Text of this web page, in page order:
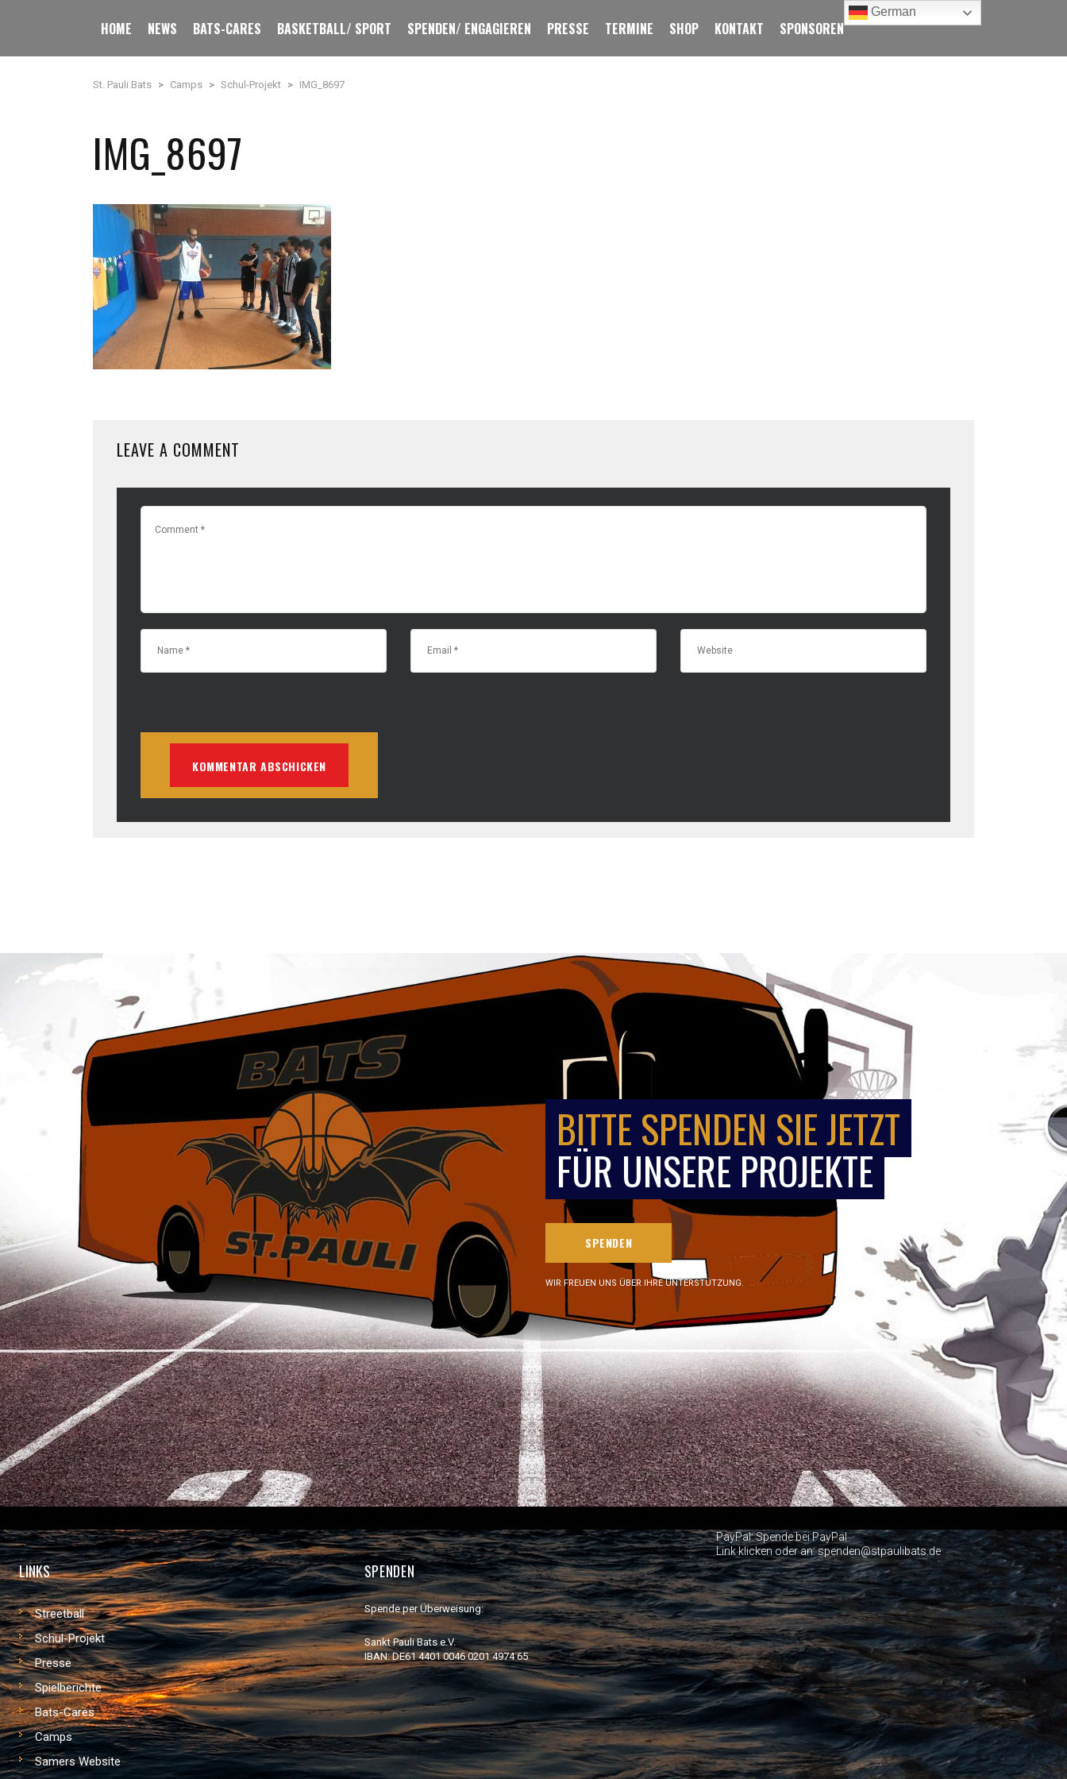
HOME NEWS BATS-CARES BASKETBALL/ SPORT SPENDEN/ ENGAGIEREN PRESSE TERMINE SHOP KONTAKT SPONSOREN
St. Pauli Bats > Camps > Schul-Projekt > IMG_8697
IMG_8697
LEAVE A COMMENT
BITTE SPENDEN SIE JETZT
FÜR UNSERE PROJEKTE
SPENDEN
WIR FREUEN UNS ÜBER IHRE UNTERSTÜTZUNG.
LINKS
Streetball
Schul-Projekt
Presse
Spielberichte
Bats-Cares
Camps
Samers Website
SPENDEN
Spende per Überweisung:
Sankt Pauli Bats e.V.
IBAN: DE61 4401 0046 0201 4974 65
PayPal:Spende bei PayPal
Link klicken oder an: spenden@stpaulibats.de
German